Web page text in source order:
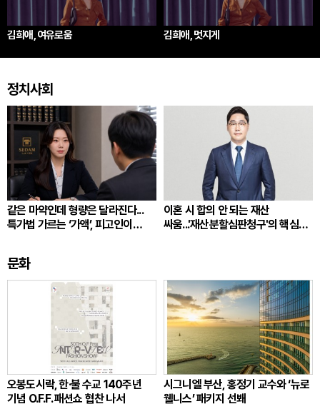
김희애, 여유로움 김희애, 멋지게
정치사회
같은 마약인데 형량은 달라진다...
특가법 가르는 ‘가액’, 피고인이
이혼 시 합의 안 되는 재산
싸움...'재산분할심판청구'의 핵심
문화
오봉도시락, 한·불 수교 140주년
기념 O.F.F. 패션쇼 협찬 나서
시그니엘 부산, 홍정기 교수와 ‘뉴로
웰니스’ 패키지 선봬